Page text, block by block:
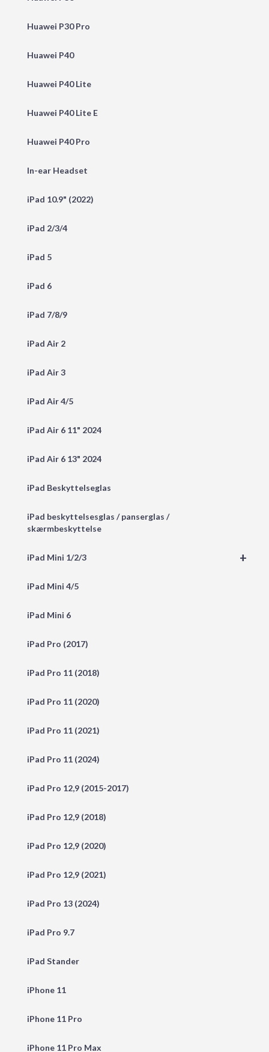
Huawei P30 Pro
Huawei P40
Huawei P40 Lite
Huawei P40 Lite E
Huawei P40 Pro
In-ear Headset
iPad 10.9" (2022)
iPad 2/3/4
iPad 5
iPad 6
iPad 7/8/9
iPad Air 2
iPad Air 3
iPad Air 4/5
iPad Air 6 11" 2024
iPad Air 6 13" 2024
iPad Beskyttelseglas
iPad beskyttelsesglas / panserglas /
skærmbeskyttelse
+
iPad Mini 1/2/3
iPad Mini 4/5
iPad Mini 6
iPad Pro (2017)
iPad Pro 11 (2018)
iPad Pro 11 (2020)
iPad Pro 11 (2021)
iPad Pro 11 (2024)
iPad Pro 12,9 (2015-2017)
iPad Pro 12,9 (2018)
iPad Pro 12,9 (2020)
iPad Pro 12,9 (2021)
iPad Pro 13 (2024)
iPad Pro 9.7
iPad Stander
iPhone 11
iPhone 11 Pro
iPhone 11 Pro Max